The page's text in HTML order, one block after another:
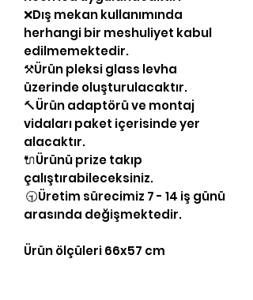
❌Dış mekan kullanımında
herhangi bir meshuliyet kabul
edilmemektedir.
⚒Ürün pleksi glass levha
üzerinde oluşturulacaktır.
🔨Ürün adaptörü ve montaj
vidaları paket içerisinde yer
alacaktır.
🔌Ürünü prize takıp
çalıştırabileceksiniz.
🕤Üretim sürecimiz 7 - 14 iş günü
arasında değişmektedir.
Ürün ölçüleri 66x57 cm